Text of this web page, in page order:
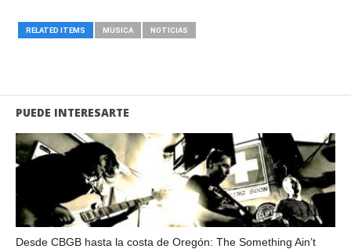
RELATED ITEMS MUSICA NOTICIAS
PUEDE INTERESARTE
Desde CBGB hasta la costa de Oregón: The Something Ain’t